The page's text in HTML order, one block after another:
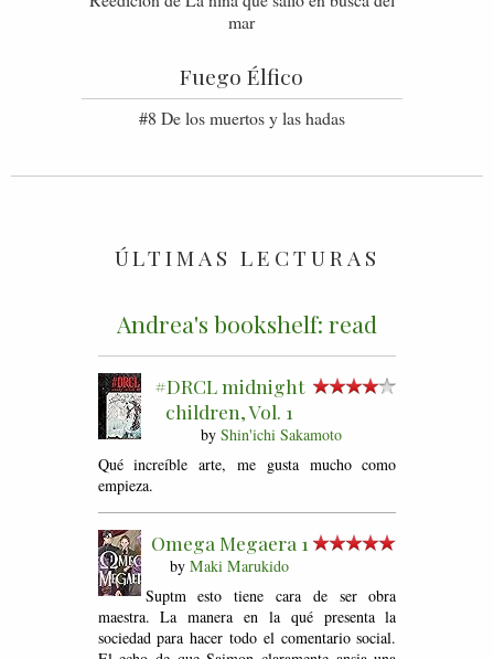
mar
Fuego Élfico
#8 De los muertos y las hadas
ÚLTIMAS LECTURAS
Andrea's bookshelf: read
#DRCL midnight
children, Vol. 1
by Shin'ichi Sakamoto
Qué increíble arte, me gusta mucho como
empieza.
Omega Megaera 1
by Maki Marukido
Suptm esto tiene cara de ser obra
maestra. La manera en la qué presenta la
sociedad para hacer todo el comentario social.